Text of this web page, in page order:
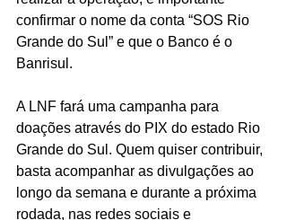
confirmar o nome da conta “SOS Rio
Grande do Sul” e que o Banco é o
Banrisul.
A LNF fará uma campanha para
doações através do PIX do estado Rio
Grande do Sul. Quem quiser contribuir,
basta acompanhar as divulgações ao
longo da semana e durante a próxima
rodada, nas redes sociais e